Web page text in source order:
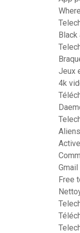
Black
Jeux
4k
Free